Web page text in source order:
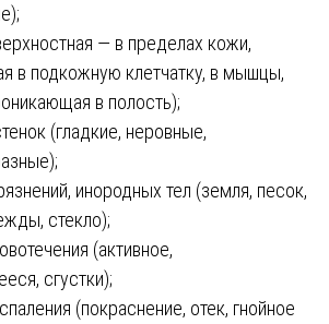
— в пределах кожи,
в подкожную клетчатку, в мышцы,
в полость);
(гладкие, неровные,
инородных тел (земля, песок,
стекло);
(активное,
сгустки);
(покраснение, отек, гнойное